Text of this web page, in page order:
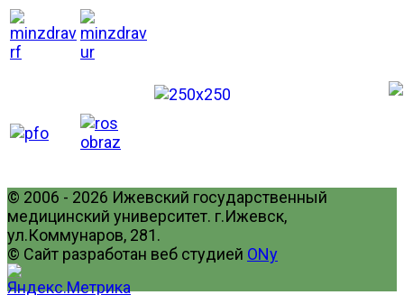
© 2006 - 2026 Ижевский государственный
медицинский университет. г.Ижевск,
ул.Коммунаров, 281.
© Сайт разработан веб студией ONy